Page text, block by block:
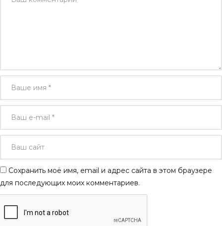
Сохранить моё имя, email и адрес сайта в этом браузере
для последующих моих комментариев.